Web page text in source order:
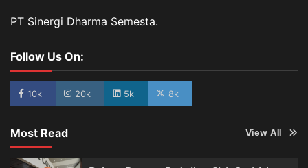
PT Sinergi Dharma Semesta.
Follow Us On:
10k 20k 5k 8k
Most Read View All